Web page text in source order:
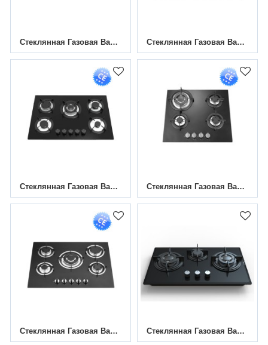
Стеклянная Газовая Варочная Панель С 3 Конфорками HBG-733G1 | 730 Мм Стеклянная Газовая Варочная Панель С 5 Конфорками MGBG-875 | 870 Мм
Стеклянная Газовая Варочная Панель С 5 Конфорками MGBG-775C5 | 770 Мм Стеклянная Газовая Варочная Панель С 4 Конфорками MGBG-604A | 600 Мм
Стеклянная Газовая Варочная Панель С 5 Конфорками MGBG-705A | 700 Мм Стеклянная Газовая Варочная Панель С 3 Конфорками HBG-733A2 | 730 Мм